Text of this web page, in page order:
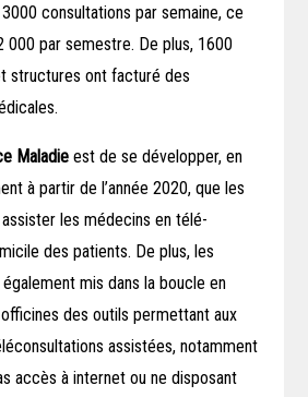
consultations par semaine, ce
000 par semestre. De plus, 1600
structures ont facturé des
Maladie est de se développer, en
à partir de l’année 2020, que les
les médecins en télé-
des patients. De plus, les
mis dans la boucle en
des outils permettant aux
assistées, notamment
accès à internet ou ne disposant